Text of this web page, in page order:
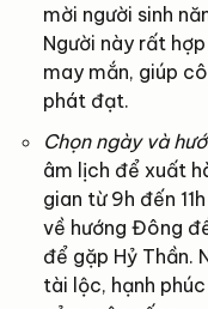
mời người sinh
Người này rất
may mắn, giúp
phát đạt.
Chọn ngày và
âm lịch để xuất
gian từ 9h đến
về hướng Đông
để gặp Hỷ Thần.
tài lộc, hạnh